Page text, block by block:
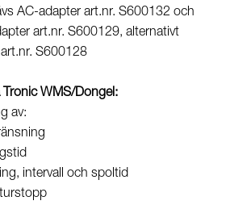
AC-adapter art.nr. S600132 och
art.nr. S600129, alternativt
S600128
Tronic WMS/Dongel:
av:
intervall och spoltid